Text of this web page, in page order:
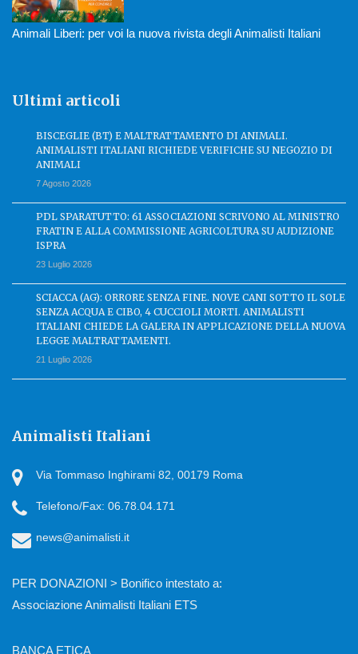
Animali Liberi: per voi la nuova rivista degli Animalisti Italiani
Ultimi articoli
BISCEGLIE (BT) E MALTRATTAMENTO DI ANIMALI.
ANIMALISTI ITALIANI RICHIEDE VERIFICHE SU NEGOZIO DI
ANIMALI
7 Agosto 2026
PDL SPARATUTTO: 61 ASSOCIAZIONI SCRIVONO AL MINISTRO
FRATIN E ALLA COMMISSIONE AGRICOLTURA SU AUDIZIONE
ISPRA
23 Luglio 2026
SCIACCA (AG): ORRORE SENZA FINE. NOVE CANI SOTTO IL SOLE
SENZA ACQUA E CIBO, 4 CUCCIOLI MORTI. ANIMALISTI
ITALIANI CHIEDE LA GALERA IN APPLICAZIONE DELLA NUOVA
LEGGE MALTRATTAMENTI.
21 Luglio 2026
Animalisti Italiani
Via Tommaso Inghirami 82, 00179 Roma
Telefono/Fax: 06.78.04.171
news@animalisti.it
PER DONAZIONI > Bonifico intestato a:
Associazione Animalisti Italiani ETS
BANCA ETICA